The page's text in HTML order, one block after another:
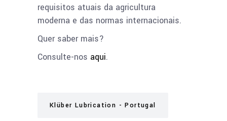
requisitos atuais da agricultura
moderna e das normas internacionais.
Quer saber mais?
Consulte-nos aqui.
Klüber Lubrication - Portugal